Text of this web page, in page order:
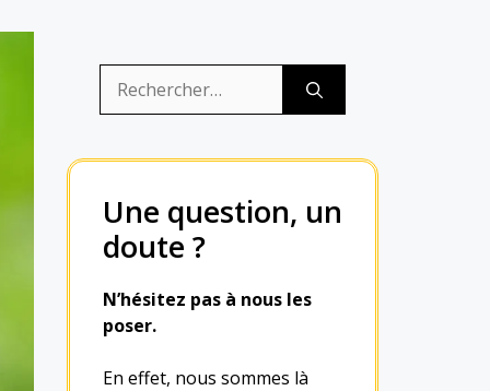
Une question, un
doute ?
N’hésitez pas à nous les
poser.
En effet, nous sommes là